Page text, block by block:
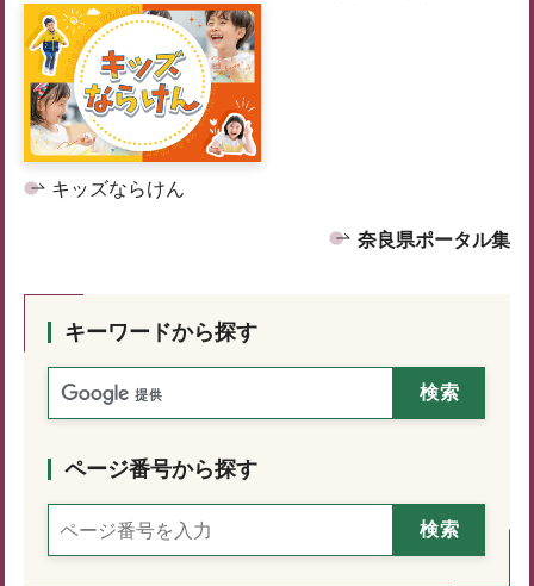
キッズならけん
奈良県ポータル集
キーワードから探す
ページ番号から探す